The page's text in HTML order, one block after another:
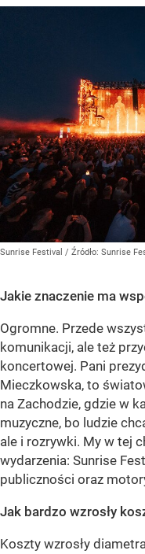
Sunrise Festival / Źródło: Sunrise
Jakie znaczenie ma
Ogromne. Przede
komunikacji, ale też
koncertowej. Pani
Mieczkowska, to
na Zachodzie, gdzie w
muzyczne, bo ludzie
ale i rozrywki. My w tej
wydarzenia: Sunrise
publiczności oraz
Jak bardzo wzrosły
Koszty wzrosły